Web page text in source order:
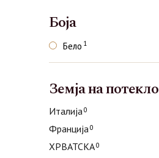
Боја
Бело 1
Земја на потекло
Италија0
Франција0
ХРВАТСКА0